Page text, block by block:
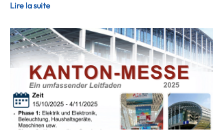
Lire la suite